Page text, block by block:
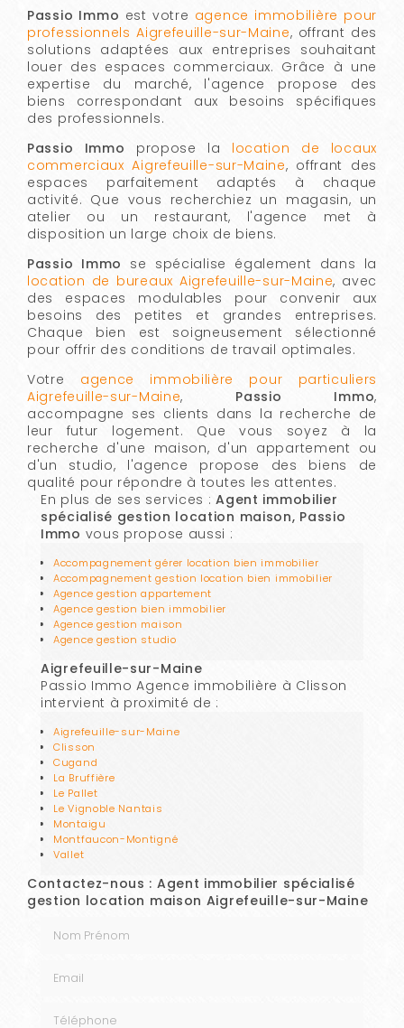
Passio Immo est votre agence immobilière pour
professionnels Aigrefeuille-sur-Maine, offrant des
solutions adaptées aux entreprises souhaitant
louer des espaces commerciaux. Grâce à une
expertise du marché, l'agence propose des
biens correspondant aux besoins spécifiques
des professionnels.
Passio Immo propose la location de locaux
commerciaux Aigrefeuille-sur-Maine, offrant des
espaces parfaitement adaptés à chaque
activité. Que vous recherchiez un magasin, un
atelier ou un restaurant, l'agence met à
disposition un large choix de biens.
Passio Immo se spécialise également dans la
location de bureaux Aigrefeuille-sur-Maine, avec
des espaces modulables pour convenir aux
besoins des petites et grandes entreprises.
Chaque bien est soigneusement sélectionné
pour offrir des conditions de travail optimales.
Votre agence immobilière pour particuliers
Aigrefeuille-sur-Maine, Passio Immo,
accompagne ses clients dans la recherche de
leur futur logement. Que vous soyez à la
recherche d'une maison, d'un appartement ou
d'un studio, l'agence propose des biens de
qualité pour répondre à toutes les attentes.
En plus de ses services :Agent immobilier
spécialisé gestion location maison, Passio
Immo vous propose aussi :
Accompagnement gérer location bien immobilier
Accompagnement gestion location bien immobilier
Agence gestion appartement
Agence gestion bien immobilier
Agence gestion maison
Agence gestion studio
Aigrefeuille-sur-Maine
Passio Immo Agence immobilière à Clisson
intervient à proximité de :
Aigrefeuille-sur-Maine
Clisson
Cugand
La Bruffière
Le Pallet
Le Vignoble Nantais
Montaigu
Montfaucon-Montigné
Vallet
Contactez-nous : Agent immobilier spécialisé
gestion location maison Aigrefeuille-sur-Maine